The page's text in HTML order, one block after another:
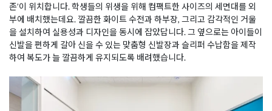
존’이 위치합니다. 학생들의 위생을 위해 컴팩트한 사이즈의 세면대를 외
부에 배치했는데요. 깔끔한 화이트 수전과 하부장, 그리고 감각적인 거울
을 설치하여 실용성과 디자인을 동시에 잡았답니다. 그 옆으로는 아이들이
신발을 편하게 갈아 신을 수 있는 맞춤형 신발장과 슬리퍼 수납함을 제작
하여 복도가 늘 깔끔하게 유지되도록 배려했습니다.